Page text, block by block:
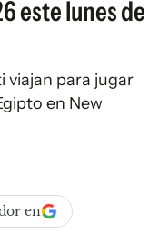
este lunes de
viajan para jugar
en New
en